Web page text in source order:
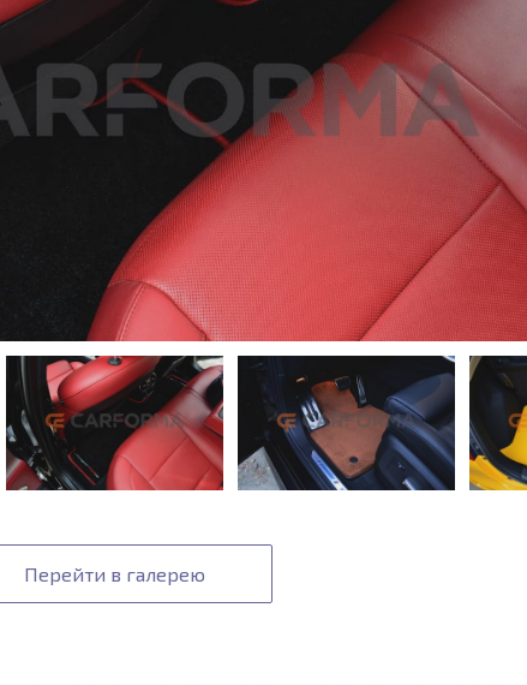
Перейти в галерею